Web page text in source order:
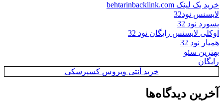
خرید بک لینک behtarinbacklink.com
لایسنس نود32
پسورد نود 32
اوکلی لایسنس رایگان نود 32
همیار نود 32
بهترین سئو
رایگان
خرید آنتی ویروس کسپرسکی
آخرین دیدگاه‌ها